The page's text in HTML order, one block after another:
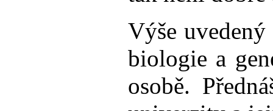
Výše
biologie a
osobě.